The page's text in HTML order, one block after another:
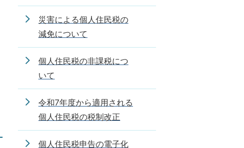
災害による個人住民税の
減免について
個人住民税の非課税につ
いて
令和7年度から適用される
個人住民税の税制改正
個人住民税申告の電子化